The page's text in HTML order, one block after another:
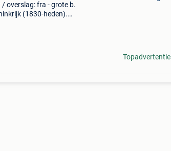
overslag: fra - grote b.
(1830-heden).
Topadvertentie